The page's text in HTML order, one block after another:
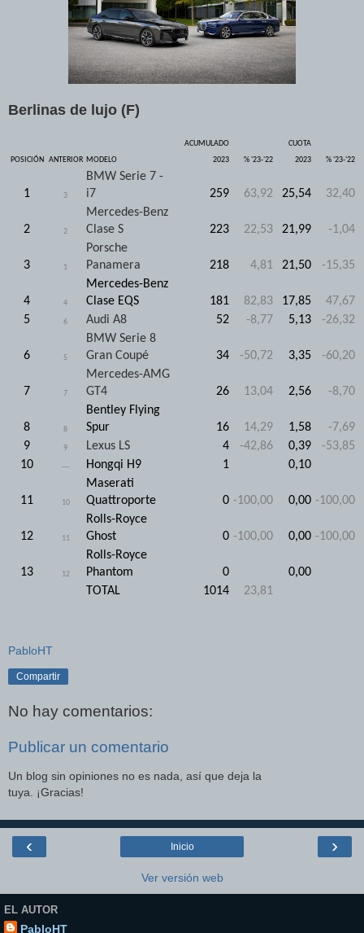
Berlinas de lujo (F)
POSICIÓN ANTERIOR MODELO
ACUMULADO
2023
% '23-'22
CUOTA
2023
% '23-'22
1 3
BMW Serie 7 -
i7
259 63,92 25,54 32,40
2 2
Mercedes-Benz
Clase S
223 22,53 21,99 -1,04
3 1
Porsche
Panamera
218 4,81 21,50 -15,35
4 4
Mercedes-Benz
Clase EQS
181 82,83 17,85
47,67
5
6 Audi A8 52 -8,77 5,13 -26,32
6 5
BMW Serie 8
Gran Coupé
34 -50,72 3,35 -60,20
7 7
Mercedes-AMG
GT4
26 13,04 2,56 -8,70
8 8
Bentley Flying
Spur
16 14,29 1,58
-7,69
9
9 Lexus LS 4 -42,86 0,39
-53,85
10
--- Hongqi H9 1 0,10
11 10
Maserati
Quattroporte
0 -100,00 0,00 -100,00
12 11
Rolls-Royce
Ghost
0 -100,00 0,00 -100,00
13 12
Rolls-Royce
Phantom
0
0,00
TOTAL
1014 23,81
PabloHT
Compartir
No hay comentarios:
Publicar un comentario
Un blog sin opiniones no es nada, así que deja la
tuya. ¡Gracias!
‹ ›
Inicio
Ver versión web
EL AUTOR
PabloHT